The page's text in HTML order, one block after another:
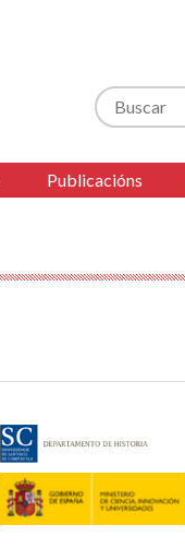
Buscar
Publicacións